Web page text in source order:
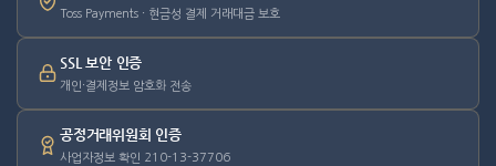
Toss Payments · 현금성 결제 거래대금 보호
SSL 보안 인증
개인·결제정보 암호화 전송
공정거래위원회 인증
사업자정보 확인 210-13-37706